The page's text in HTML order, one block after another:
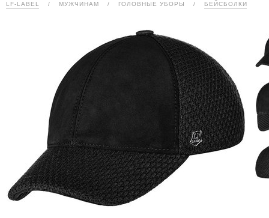
LF-LABEL / МУЖЧИНАМ / ГОЛОВНЫЕ УБОРЫ / БЕЙСБОЛКИ